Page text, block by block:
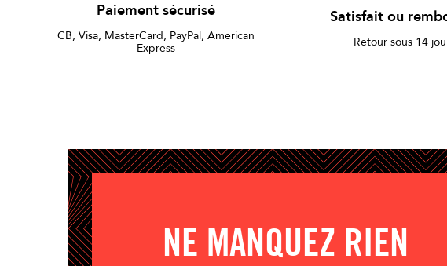
Paiement sécurisé
CB, Visa, MasterCard, PayPal, American
Express
Satisfait ou
Retour sous 14
NE MANQUEZ RIEN